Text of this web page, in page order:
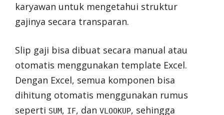
karyawan untuk mengetahui struktur
gajinya secara transparan.
Slip gaji bisa dibuat secara manual atau
otomatis menggunakan template Excel.
Dengan Excel, semua komponen bisa
dihitung otomatis menggunakan rumus
seperti SUM, IF, dan VLOOKUP, sehingga